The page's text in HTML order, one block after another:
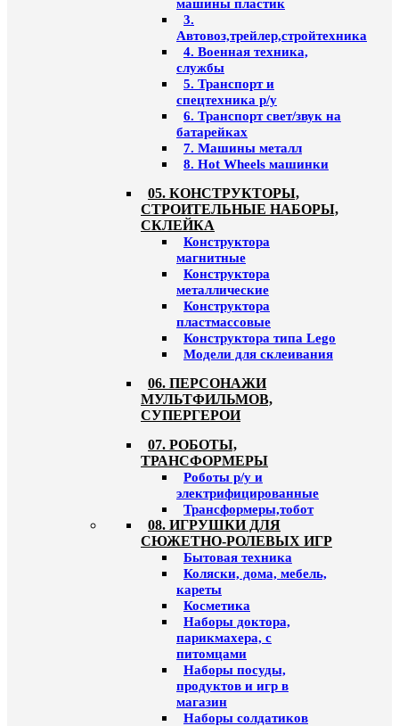
машины пластик
3.
Автовоз,трейлер,стройтехника
4. Военная техника,
службы
5. Транспорт и
спецтехника р/у
6. Транспорт свет/звук на
батарейках
7. Машины металл
8. Hot Wheels машинки
05. КОНСТРУКТОРЫ,
СТРОИТЕЛЬНЫЕ НАБОРЫ,
СКЛЕЙКА
Конструктора
магнитные
Конструктора
металлические
Конструктора
пластмассовые
Конструктора типа Lego
Модели для склеивания
06. ПЕРСОНАЖИ
МУЛЬТФИЛЬМОВ,
СУПЕРГЕРОИ
07. РОБОТЫ,
ТРАНСФОРМЕРЫ
Роботы р/у и
электрифицированные
Трансформеры,тобот
08. ИГРУШКИ ДЛЯ
СЮЖЕТНО-РОЛЕВЫХ ИГР
Бытовая техника
Коляски, дома, мебель,
кареты
Косметика
Наборы доктора,
парикмахера, с
питомцами
Наборы посуды,
продуктов и игр в
магазин
Наборы солдатиков